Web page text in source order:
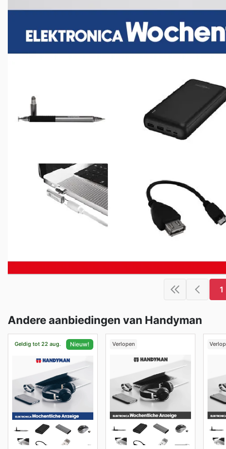
1
Andere aanbiedingen van Handyman
Geldig tot 22 aug. Nieuw! Verlopen